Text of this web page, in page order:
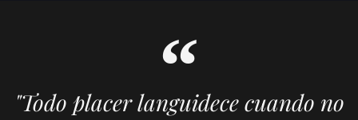
"Todo placer languidece cuando no